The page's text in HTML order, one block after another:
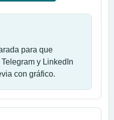
para que
y LinkedIn
con gráfico.